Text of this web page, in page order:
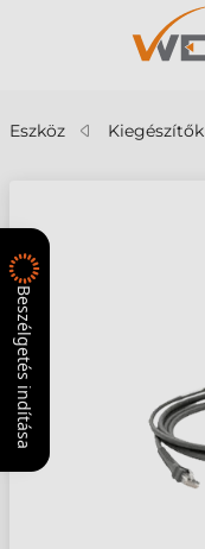
Eszköz Kiegészítők
Beszélgetés indítása